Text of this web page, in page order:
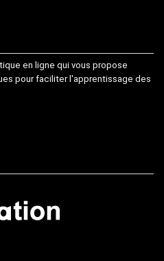
en ligne qui vous propose
pour faciliter l'apprentissage des